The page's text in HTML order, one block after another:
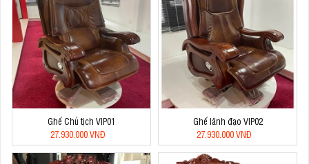
Ghế Chủ tịch VIP01
27.930.000 VNĐ
Ghế lãnh đạo VIP02
27.930.000 VNĐ